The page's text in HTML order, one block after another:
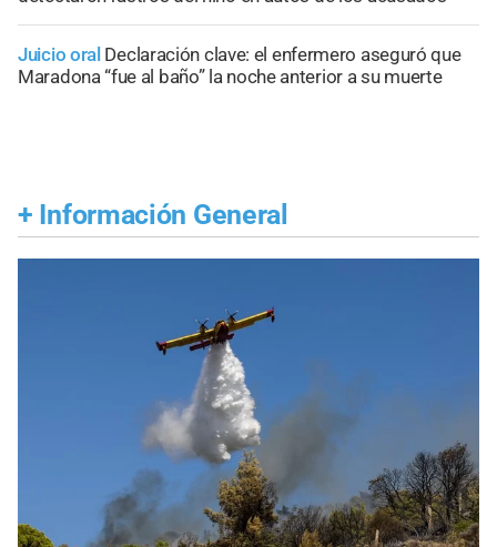
Juicio oral Declaración clave: el enfermero aseguró que
Maradona “fue al baño” la noche anterior a su muerte
+ Información General